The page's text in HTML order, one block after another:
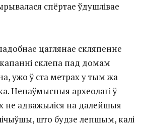
спёртае ўдушлівае
цаглянае скляпенне
склепа пад домам
ужо ў ста метрах у тым жа
Ненаўмысныя археолагі ў
не адважыліся на далейшыя
што будзе лепшым, калі